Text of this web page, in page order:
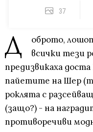
37
Д
оброто,
всички тези
предизвикаха
пайетите на Шер
роклята с
(защо?) - на
противоречиви